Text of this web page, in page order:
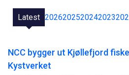
Latest 2026202520242023
NCC bygger ut Kjøllefjord
Kystverket